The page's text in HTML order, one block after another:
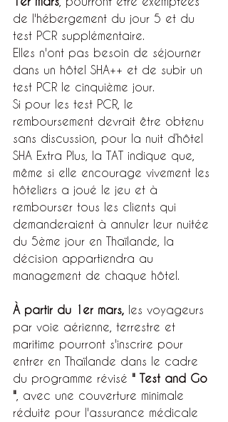
de l'hébergement du jour 5 et du
test PCR supplémentaire.
Elles n'ont pas besoin de séjourner
dans un hôtel SHA++ et de subir un
test PCR le cinquième jour.
Si pour les test PCR, le
remboursement devrait être obtenu
sans discussion, pour la nuit d’hôtel
SHA Extra Plus, la TAT indique que,
même si elle encourage vivement les
hôteliers a joué le jeu et à
rembourser tous les clients qui
demanderaient à annuler leur nuitée
du 5ème jour en Thaïlande, la
décision appartiendra au
management de chaque hôtel.
À partir du 1er mars, les voyageurs
par voie aérienne, terrestre et
maritime pourront s'inscrire pour
entrer en Thaïlande dans le cadre
du programme révisé " Test and Go
" , avec une couverture minimale
réduite pour l'assurance médicale